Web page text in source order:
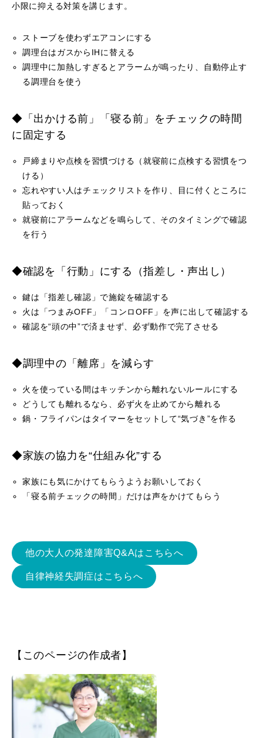
小限に抑える対策を講じます。
ストーブを使わずエアコンにする
調理台はガスからIHに替える
調理中に加熱しすぎるとアラームが鳴ったり、自動停止す
る調理台を使う
◆「出かける前」「寝る前」をチェックの時間
に固定する
戸締まりや点検を習慣づける（就寝前に点検する習慣をつ
ける）
忘れやすい人はチェックリストを作り、目に付くところに
貼っておく
就寝前にアラームなどを鳴らして、そのタイミングで確認
を行う
◆確認を「行動」にする（指差し・声出し）
鍵は「指差し確認」で施錠を確認する
火は「つまみOFF」「コンロOFF」を声に出して確認する
確認を“頭の中”で済ませず、必ず動作で完了させる
◆調理中の「離席」を減らす
火を使っている間はキッチンから離れないルールにする
どうしても離れるなら、必ず火を止めてから離れる
鍋・フライパンはタイマーをセットして“気づき”を作る
◆家族の協力を“仕組み化”する
家族にも気にかけてもらうようお願いしておく
「寝る前チェックの時間」だけは声をかけてもらう
他の大人の発達障害Q&Aはこちらへ
自律神経失調症はこちらへ
【このページの作成者】